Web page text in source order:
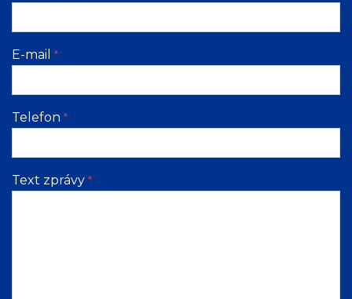
E-mail *
Telefon *
Text zprávy *